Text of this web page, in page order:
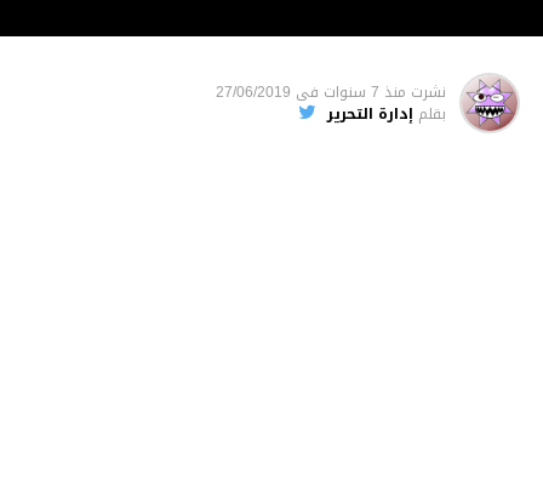
نشرت منذ 7 سنوات فى 27/06/2019
بقلم إدارة التحرير